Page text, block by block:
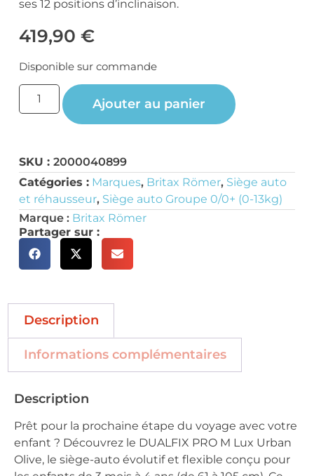
ses 12 positions d’inclinaison.
419,90 €
Disponible sur commande
Ajouter au panier
SKU : 2000040899
Catégories : Marques, Britax Römer, Siège auto
et réhausseur, Siège auto Groupe 0/0+ (0-13kg)
Marque : Britax Römer
Partager sur :
Description
Informations complémentaires
Description
Prêt pour la prochaine étape du voyage avec votre
enfant ? Découvrez le DUALFIX PRO M Lux Urban
Olive, le siège-auto évolutif et flexible conçu pour